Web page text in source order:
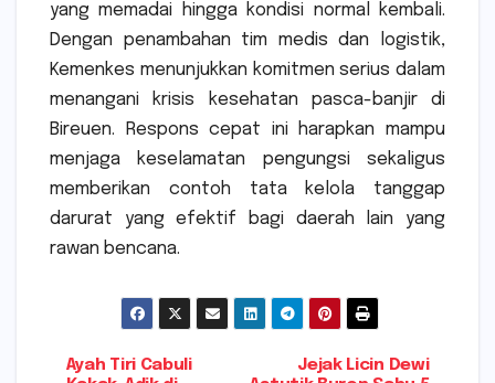
yang memadai hingga kondisi normal kembali.
Dengan penambahan tim medis dan logistik,
Kemenkes menunjukkan komitmen serius dalam
menangani krisis kesehatan pasca-banjir di
Bireuen. Respons cepat ini harapkan mampu
menjaga keselamatan pengungsi sekaligus
memberikan contoh tata kelola tanggap
darurat yang efektif bagi daerah lain yang
rawan bencana.
Jejak Licin Dewi
Ayah Tiri Cabuli